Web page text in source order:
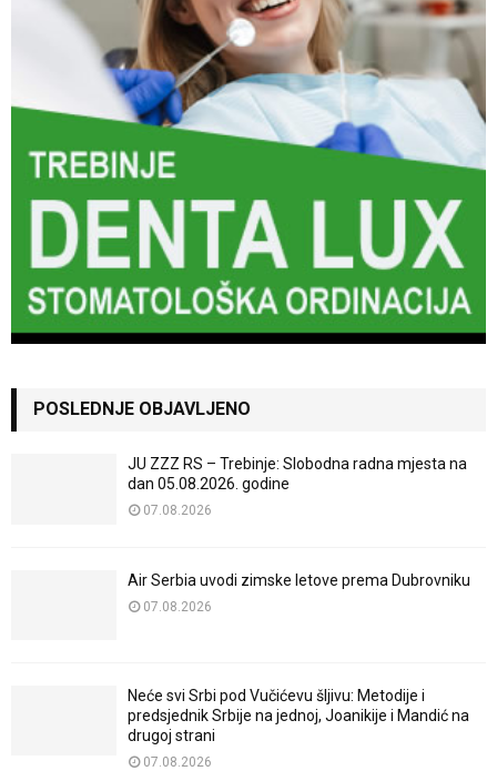
POSLEDNJE OBJAVLJENO
JU ZZZ RS – Trebinje: Slobodna radna mjesta na
dan 05.08.2026. godine
07.08.2026
Air Serbia uvodi zimske letove prema Dubrovniku
07.08.2026
Neće svi Srbi pod Vučićevu šljivu: Metodije i
predsjednik Srbije na jednoj, Joanikije i Mandić na
drugoj strani
07.08.2026